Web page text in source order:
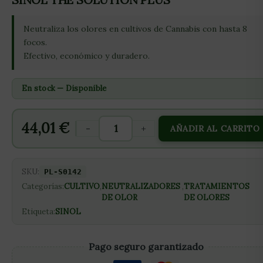
Neutraliza los olores en cultivos de Cannabis con hasta 8
focos.
Efectivo, económico y duradero.
En stock — Disponible
44,01 € - + AÑADIR AL CARRITO
SKU: PL-S0142
Categorías:CULTIVO,NEUTRALIZADORES
DE OLOR
,TRATAMIENTOS
DE OLORES
Etiqueta:SINOL
Pago seguro garantizado